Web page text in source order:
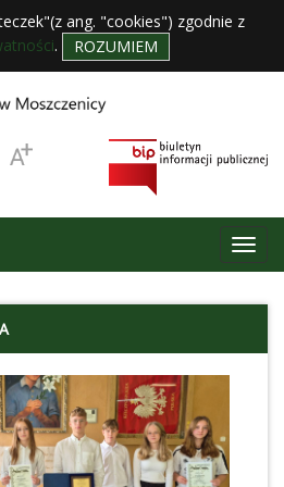
ang. "cookies") zgodnie z
. ROZUMIEM